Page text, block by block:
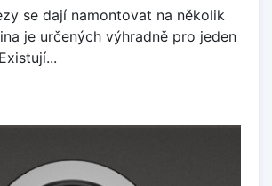
se dají namontovat na několik
je určených výhradně pro jeden